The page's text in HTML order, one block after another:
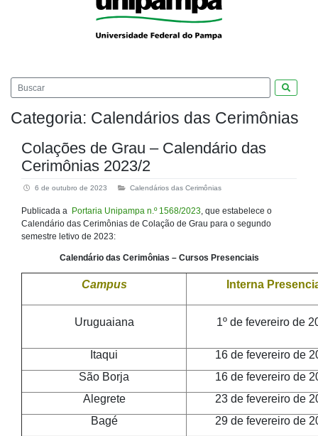
Categoria: Calendários das Cerimônias
Colações de Grau – Calendário das
Cerimônias 2023/2
6 de outubro de 2023 Calendários das Cerimônias
Publicada a Portaria Unipampa n.º 1568/2023, que estabelece o
Calendário das Cerimônias de Colação de Grau para o segundo
semestre letivo de 2023:
Calendário das Cerimônias – Cursos Presenciais
Campus Interna
Uruguaiana 1º de fevereiro de
Itaqui
16 de fevereiro de
São Borja
16 de fevereiro de
Alegrete
23 de fevereiro de
Bagé
29 de fevereiro de